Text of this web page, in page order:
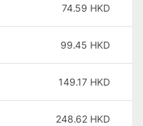
74.59 HKD
99.45 HKD
149.17 HKD
248.62 HKD